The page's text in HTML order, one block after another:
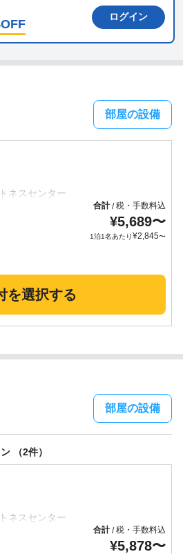
ログイン
部屋の設備
合計/税・手数料込
¥5,689〜
1泊1名あたり¥2,845〜
を選択する
部屋の設備
（2件）
合計/税・手数料込
¥5,878〜